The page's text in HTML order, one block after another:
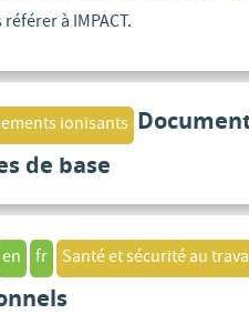
à IMPACT.
ionisants
de base
en fr Santé et sécurité au